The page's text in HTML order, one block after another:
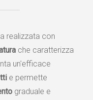
realizzata con
che caratterizza
un'efficace
e permette
graduale e